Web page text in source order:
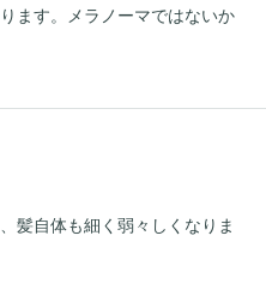
ます。メラノーマではないか
髪自体も細く弱々しくなりま